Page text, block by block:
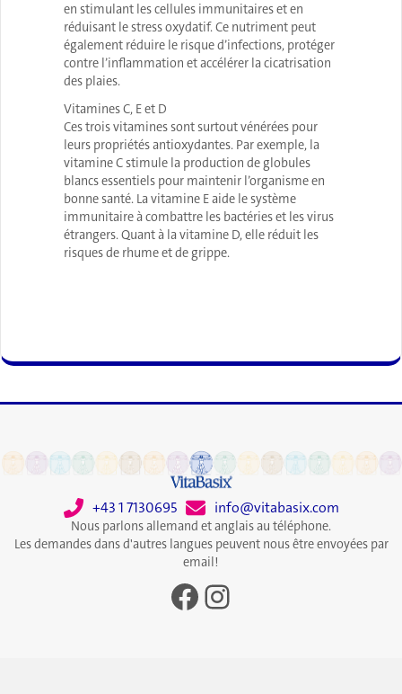
en stimulant les cellules immunitaires et en
réduisant le stress oxydatif. Ce nutriment peut
également réduire le risque d’infections, protéger
contre l’inflammation et accélérer la cicatrisation
des plaies.
Vitamines C, E et D
Ces trois vitamines sont surtout vénérées pour
leurs propriétés antioxydantes. Par exemple, la
vitamine C stimule la production de globules
blancs essentiels pour maintenir l’organisme en
bonne santé. La vitamine E aide le système
immunitaire à combattre les bactéries et les virus
étrangers. Quant à la vitamine D, elle réduit les
risques de rhume et de grippe.
+43 1 7130695 info@vitabasix.com
Nous parlons allemand et anglais au téléphone.
Les demandes dans d'autres langues peuvent nous être envoyées par
email!
Facebook
Instagram